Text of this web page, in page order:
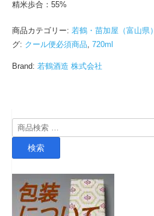
精米歩合：55%
商品カテゴリー: 若鶴・苗加屋（富山県）
グ: クール便必須商品 720ml
Brand: 若鶴酒造 株式会社
検
索
検索